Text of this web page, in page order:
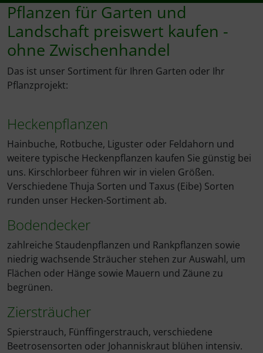
Pflanzen für Garten und
Landschaft preiswert kaufen -
ohne Zwischenhandel
Das ist unser Sortiment für Ihren Garten oder Ihr
Pflanzprojekt:
Heckenpflanzen
Hainbuche, Rotbuche, Liguster oder Feldahorn und
weitere typische Heckenpflanzen kaufen Sie günstig bei
uns. Kirschlorbeer führen wir in vielen Größen.
Verschiedene Thuja Sorten und Taxus (Eibe) Sorten
runden unser Hecken-Sortiment ab.
Bodendecker
zahlreiche Staudenpflanzen und Rankpflanzen sowie
niedrig wachsende Sträucher stehen zur Auswahl, um
Flächen oder Hänge sowie Mauern und Zäune zu
begrünen.
Ziersträucher
Spierstrauch, Fünffingerstrauch, verschiedene
Beetrosensorten oder Johanniskraut blühen intensiv.